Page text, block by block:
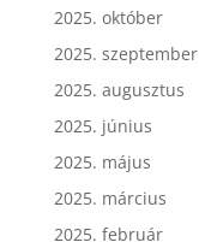
2025. október
2025. szeptember
2025. augusztus
2025. június
2025. május
2025. március
2025. február